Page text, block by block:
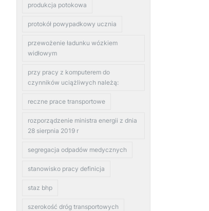
produkcja potokowa
protokół powypadkowy ucznia
przewożenie ładunku wózkiem
widłowym
przy pracy z komputerem do
czynników uciążliwych należą:
reczne prace transportowe
rozporządzenie ministra energii z dnia
28 sierpnia 2019 r
segregacja odpadów medycznych
stanowisko pracy definicja
staz bhp
szerokość dróg transportowych